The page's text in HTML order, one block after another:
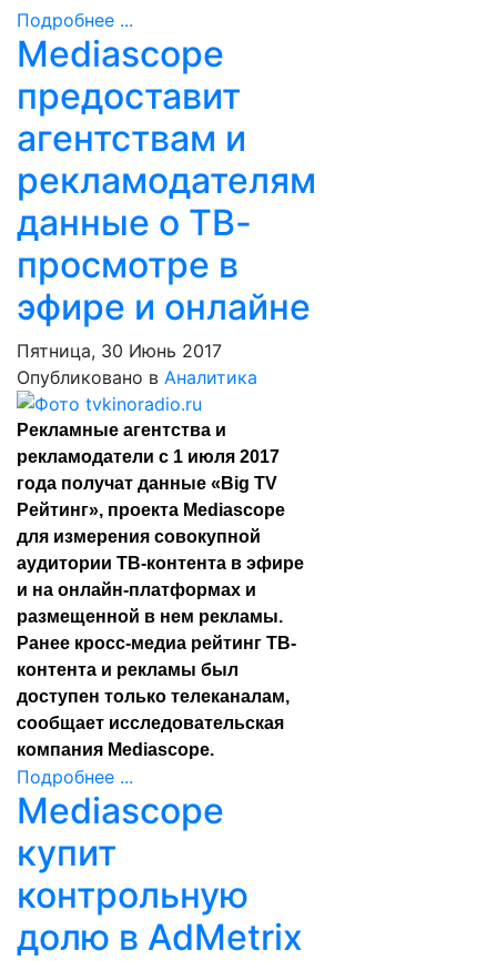
Подробнее ...
Mediascope
предоставит
агентствам и
рекламодателям
данные о ТВ-
просмотре в
эфире и онлайне
Пятница, 30 Июнь 2017
Опубликовано в Аналитика
Рекламные агентства и
рекламодатели с 1 июля 2017
года получат данные «Big TV
Рейтинг», проекта Mediascope
для измерения совокупной
аудитории ТВ-контента в эфире
и на онлайн-платформах и
размещенной в нем рекламы.
Ранее кросс-медиа рейтинг ТВ-
контента и рекламы был
доступен только телеканалам,
сообщает исследовательская
компания Mediascope.
Подробнее ...
Mediascope
купит
контрольную
долю в AdMetrix